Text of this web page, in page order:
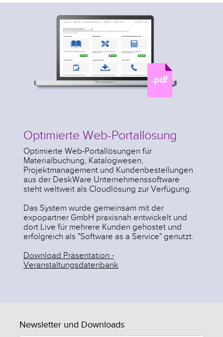
Optimierte Web-Portallösung
Optimierte Web-Portallösungen für
Materialbuchung, Katalogwesen,
Projektmanagement und Kundenbestellungen
aus der DeskWare Unternehmenssoftware
steht weltweit als Cloudlösung zur Verfügung.
Das System wurde gemeinsam mit der
expopartner GmbH praxisnah entwickelt und
dort Live für mehrere Kunden gehostet und
erfolgreich als "Software as a Service" genutzt.
Download Präsentation -
Veranstaltungsdatenbank
Newsletter und Downloads